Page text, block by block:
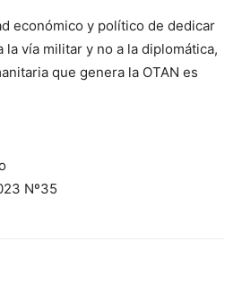
económico y político de dedicar
vía militar y no a la diplomática,
que genera la OTAN es
Nº35